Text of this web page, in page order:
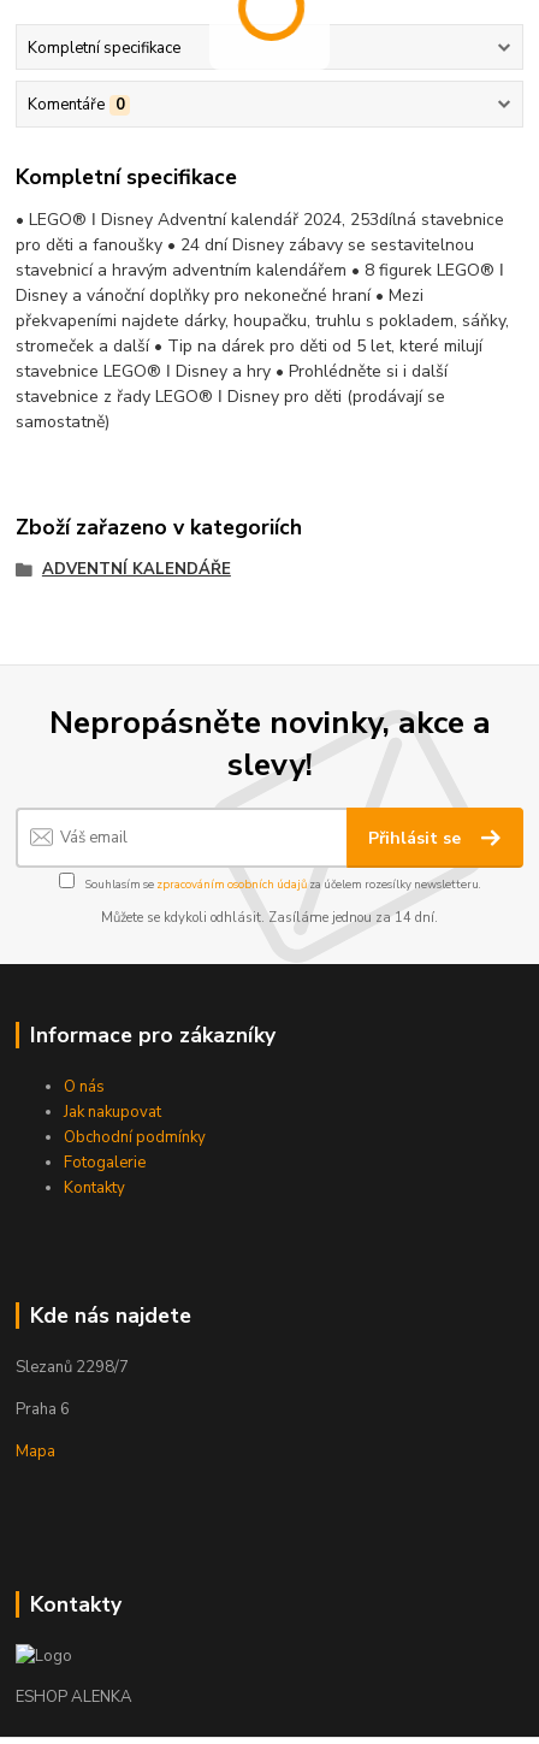
Kompletní specifikace
Komentáře 0
Kompletní specifikace
• LEGO® ǀ Disney Adventní kalendář 2024, 253dílná stavebnice
pro děti a fanoušky • 24 dní Disney zábavy se sestavitelnou
stavebnicí a hravým adventním kalendářem • 8 figurek LEGO® ǀ
Disney a vánoční doplňky pro nekonečné hraní • Mezi
překvapeními najdete dárky, houpačku, truhlu s pokladem, sáňky,
stromeček a další • Tip na dárek pro děti od 5 let, které milují
stavebnice LEGO® ǀ Disney a hry • Prohlédněte si i další
stavebnice z řady LEGO® ǀ Disney pro děti (prodávají se
samostatně)
Zboží zařazeno v kategoriích
ADVENTNÍ KALENDÁŘE
Nepropásněte novinky, akce a
slevy!
Přihlásit se
Souhlasím se zpracováním osobních údajůza účelem rozesílky newsletteru.
Můžete se kdykoli odhlásit. Zasíláme jednou za 14 dní.
Informace pro zákazníky
O nás
Jak nakupovat
Obchodní podmínky
Fotogalerie
Kontakty
Kde nás najdete
Slezanů 2298/7
Praha 6
Mapa
Kontakty
ESHOP ALENKA